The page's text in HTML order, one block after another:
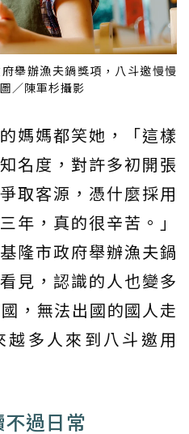
舉辦漁夫鍋獎項，八斗邀慢慢
／陳軍杉攝影
媽媽都笑她，「這樣
名度，對許多初開張
取客源，憑什麼採用
年，真的很辛苦。」
隆市政府舉辦漁夫鍋
見，認識的人也變多
，無法出國的國人走
多人來到八斗邀用
過日常